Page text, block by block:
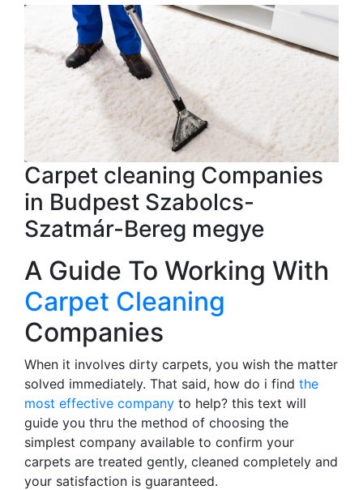
Carpet cleaning Companies
in Budpest Szabolcs-
Szatmár-Bereg megye
A Guide To Working With
Carpet Cleaning
Companies
When it involves dirty carpets, you wish the matter
solved immediately. That said, how do i find the
most effective company to help? this text will
guide you thru the method of choosing the
simplest company available to confirm your
carpets are treated gently, cleaned completely and
your satisfaction is guaranteed.